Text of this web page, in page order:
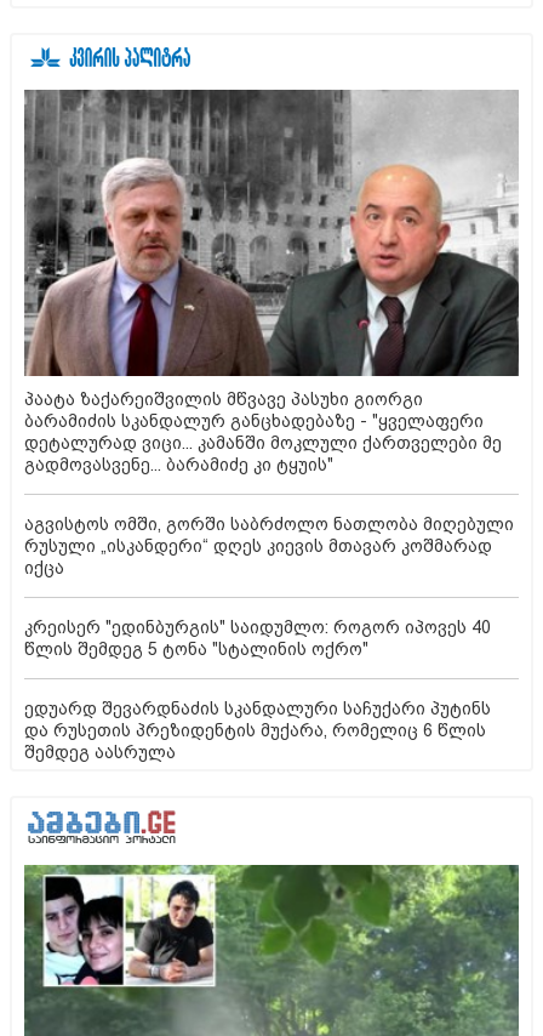
პაატა ზაქარეიშვილის მწვავე პასუხი გიორგი
ბარამიძის სკანდალურ განცხადებაზე - "ყველაფერი
დეტალურად ვიცი... კამანში მოკლული ქართველები მე
გადმოვასვენე... ბარამიძე კი ტყუის"
აგვისტოს ომში, გორში საბრძოლო ნათლობა მიღებული
რუსული „ისკანდერი“ დღეს კიევის მთავარ კოშმარად
იქცა
კრეისერ "ედინბურგის" საიდუმლო: როგორ იპოვეს 40
წლის შემდეგ 5 ტონა "სტალინის ოქრო"
ედუარდ შევარდნაძის სკანდალური საჩუქარი პუტინს
და რუსეთის პრეზიდენტის მუქარა, რომელიც 6 წლის
შემდეგ აასრულა